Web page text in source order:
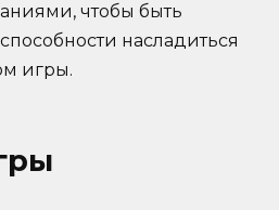
чтобы быть
насладиться
игры.